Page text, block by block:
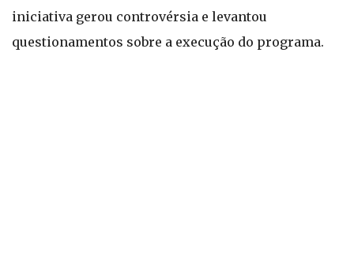
iniciativa gerou controvérsia e levantou
questionamentos sobre a execução do programa.